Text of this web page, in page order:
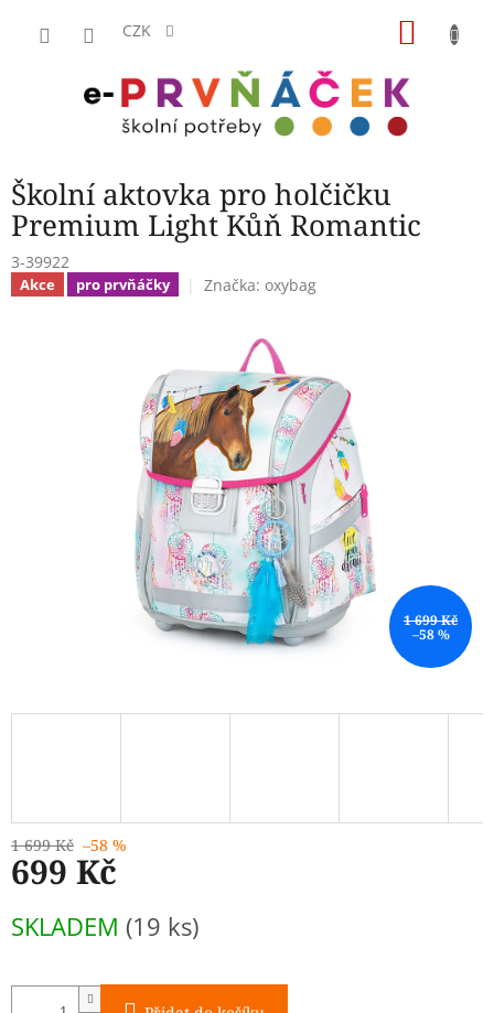
CZK
Školní aktovka pro holčičku
Premium Light Kůň Romantic
3-39922
Akce pro prvňáčky Značka: oxybag
1 699 Kč
–58 %
1 699 Kč –58 %
699 Kč
cena:
SKLADEM (19 ks)